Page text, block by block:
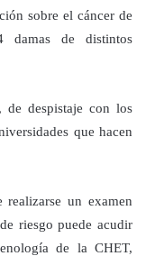
sobre el cáncer de
damas de distintos
de despistaje con los
que hacen
realizarse un examen
riesgo puede acudir
de la CHET,